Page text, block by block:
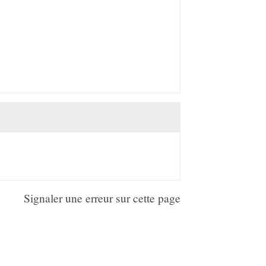
Signaler une erreur sur cette page